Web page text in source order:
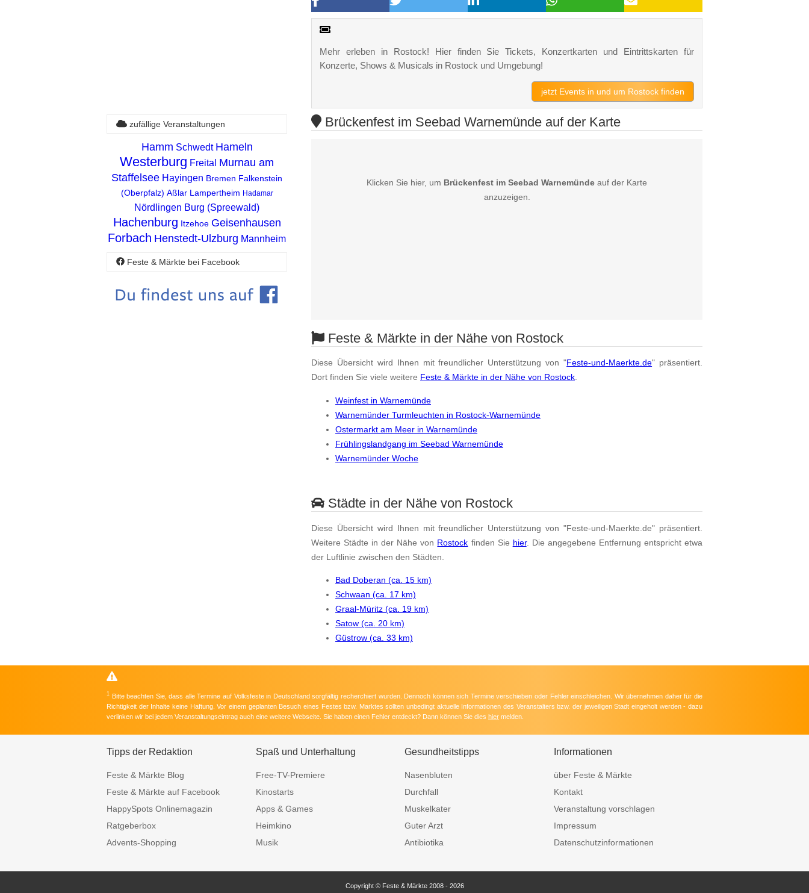
Mehr erleben in Rostock! Hier finden Sie Tickets, Konzertkarten und Eintrittskarten für
Konzerte, Shows & Musicals in Rostock und Umgebung!
jetzt Events in und um Rostock finden
Brückenfest im Seebad Warnemünde auf der Karte
Klicken Sie hier, um Brückenfest im Seebad Warnemünde auf der Karte
anzuzeigen.
Feste & Märkte in der Nähe von Rostock
Diese Übersicht wird Ihnen mit freundlicher Unterstützung von "Feste-und-Maerkte.de" präsentiert.
Dort finden Sie viele weitere Feste & Märkte in der Nähe von Rostock.
Weinfest in Warnemünde
Warnemünder Turmleuchten in Rostock-Warnemünde
Ostermarkt am Meer in Warnemünde
Frühlingslandgang im Seebad Warnemünde
Warnemünder Woche
Städte in der Nähe von Rostock
Diese Übersicht wird Ihnen mit freundlicher Unterstützung von "Feste-und-Maerkte.de" präsentiert.
Weitere Städte in der Nähe von Rostock finden Sie hier. Die angegebene Entfernung entspricht etwa
der Luftlinie zwischen den Städten.
Bad Doberan (ca. 15 km)
Schwaan (ca. 17 km)
Graal-Müritz (ca. 19 km)
Satow (ca. 20 km)
Güstrow (ca. 33 km)
zufällige Veranstaltungen
Hamm Schwedt Hameln
Westerburg Freital Murnau am
Staffelsee Hayingen Bremen Falkenstein
(Oberpfalz) Aßlar Lampertheim Hadamar
Nördlingen Burg (Spreewald)
Hachenburg Itzehoe Geisenhausen
Forbach Henstedt-Ulzburg Mannheim
Feste & Märkte bei Facebook
1 Bitte beachten Sie, dass alle Termine auf Volksfeste in Deutschland sorgfältig recherchiert wurden. Dennoch können sich Termine verschieben oder Fehler einschleichen. Wir übernehmen daher für die
Richtigkeit der Inhalte keine Haftung. Vor einem geplanten Besuch eines Festes bzw. Marktes sollten unbedingt aktuelle Informationen des Veranstalters bzw. der jeweiligen Stadt eingeholt werden - dazu
verlinken wir bei jedem Veranstaltungseintrag auch eine weitere Webseite. Sie haben einen Fehler entdeckt? Dann können Sie dies hier melden.
Tipps der Redaktion
Feste & Märkte Blog
Feste & Märkte auf Facebook
HappySpots Onlinemagazin
Ratgeberbox
Advents-Shopping
Spaß und Unterhaltung
Free-TV-Premiere
Kinostarts
Apps & Games
Heimkino
Musik
Gesundheitstipps
Nasenbluten
Durchfall
Muskelkater
Guter Arzt
Antibiotika
Informationen
über Feste & Märkte
Kontakt
Veranstaltung vorschlagen
Impressum
Datenschutzinformationen
Copyright © Feste & Märkte 2008 - 2026